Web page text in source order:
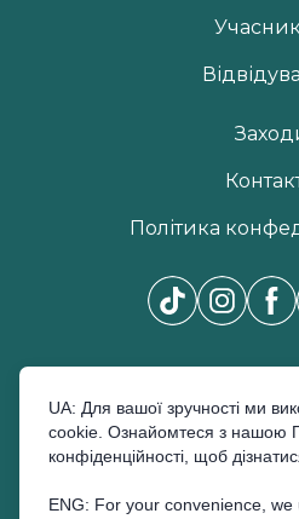
Політика
UA: Для вашої зручності ми
cookie. Ознайомтеся з нашою
конфіденційності, щоб
ENG: For your convenience,